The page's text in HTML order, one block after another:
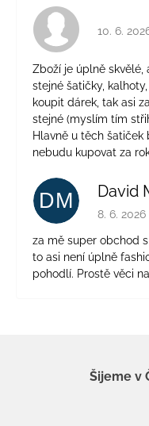
10. 6.
Zboží je úplně skvělé,
stejné šatičky,
koupit dárek, tak asi
stejné (myslím tím
Hlavně u těch
nebudu kupovat za
DM David
8. 6. 2026
za mě super obchod
to asi není úplně
pohodlí. Prostě věci
Šijeme v